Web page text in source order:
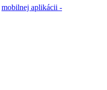
mobilnej aplikácii -